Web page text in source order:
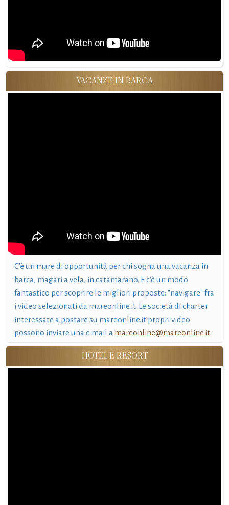
VACANZE IN BARCA
C'è un mare di opportunità per chi sogna una vacanza in
barca, magari a vela, in catamarano. E c'è un modo
fantastico per scoprire le migliori proposte: "navigare" fra
i video selezionati da mareonline.it. Le società di charter
interessate a postare su mareonline.it propri video
possono inviare una e mail a mareonline@mareonline.it
HOTEL E RESORT